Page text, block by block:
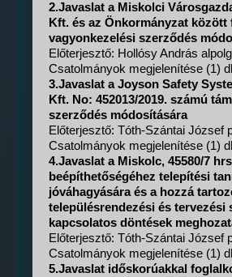
2.Javaslat a Miskolci
Kft. és az Önkormányzat között
vagyonkezelési szerződés
Előterjesztő: Hollósy András
Csatolmányok megjelenítése (1)
3.Javaslat a Joyson Safety
Kft. No: 452013/2019. számú
szerződés módosítására
Előterjesztő: Tóth-Szántai József
Csatolmányok megjelenítése (1)
4.Javaslat a Miskolc, 45580/7
beépíthetőségéhez telepítési
jóváhagyására és a hozzá
településrendezési és tervezési
kapcsolatos döntések
Előterjesztő: Tóth-Szántai József
Csatolmányok megjelenítése (1)
5.Javaslat időskorúakkal